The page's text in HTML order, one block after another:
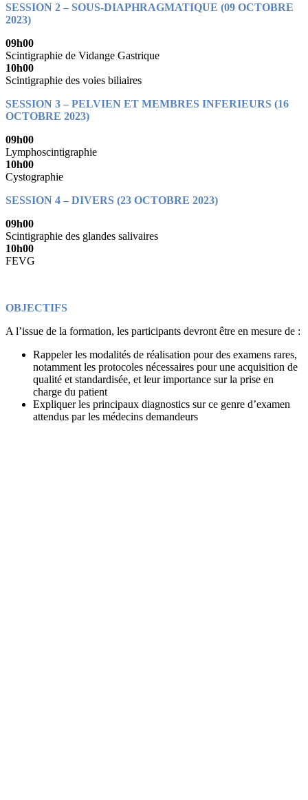
SESSION 2 – SOUS-DIAPHRAGMATIQUE (09 OCTOBRE
2023)
09h00
Scintigraphie de Vidange Gastrique
10h00
Scintigraphie des voies biliaires
SESSION 3 – PELVIEN ET MEMBRES INFERIEURS (16
OCTOBRE 2023)
09h00
Lymphoscintigraphie
10h00
Cystographie
SESSION 4 – DIVERS (23 OCTOBRE 2023)
09h00
Scintigraphie des glandes salivaires
10h00
FEVG
OBJECTIFS
A l’issue de la formation, les participants devront être en mesure de :
Rappeler les modalités de réalisation pour des examens rares,
notamment les protocoles nécessaires pour une acquisition de
qualité et standardisée, et leur importance sur la prise en
charge du patient
Expliquer les principaux diagnostics sur ce genre d’examen
attendus par les médecins demandeurs